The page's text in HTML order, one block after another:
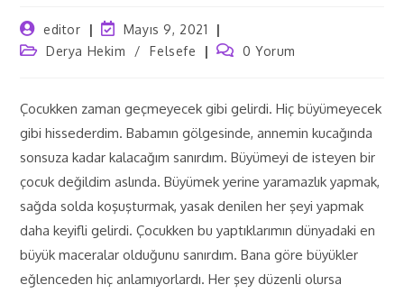
editor
Mayıs 9, 2021
Derya Hekim
/ Felsefe 0 Yorum
Çocukken zaman geçmeyecek gibi gelirdi. Hiç büyümeyecek
gibi hissederdim. Babamın gölgesinde, annemin kucağında
sonsuza kadar kalacağım sanırdım. Büyümeyi de isteyen bir
çocuk değildim aslında. Büyümek yerine yaramazlık yapmak,
sağda solda koşuşturmak, yasak denilen her şeyi yapmak
daha keyifli gelirdi. Çocukken bu yaptıklarımın dünyadaki en
büyük maceralar olduğunu sanırdım. Bana göre büyükler
eğlenceden hiç anlamıyorlardı. Her şey düzenli olursa